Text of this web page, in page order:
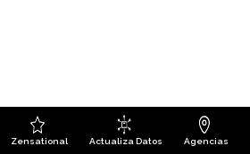
Zensational Actualiza Datos Agencias